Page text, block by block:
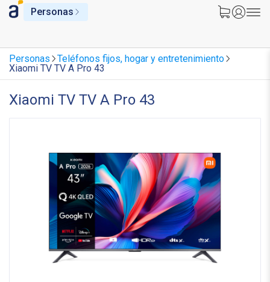
Personas
Personas
Teléfonos fijos, hogar y entretenimiento
Xiaomi TV TV A Pro 43
Xiaomi TV TV A Pro 43